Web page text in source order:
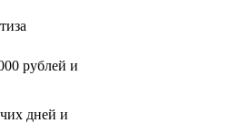
рублей и
дней и